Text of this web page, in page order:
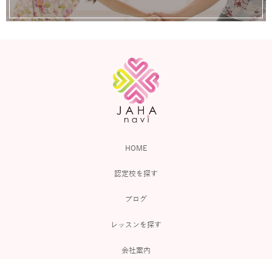
HOME
認定校を探す
ブログ
レッスンを探す
会社案内